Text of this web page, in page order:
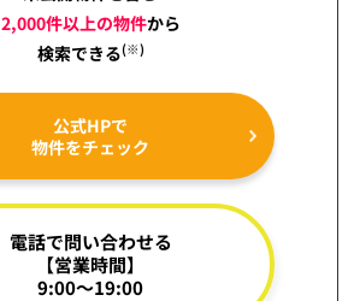
2,000件以上の物件から
検索できる(※)
公式HPで
物件をチェック
電話で問い合わせる
【営業時間】
9:00～19:00